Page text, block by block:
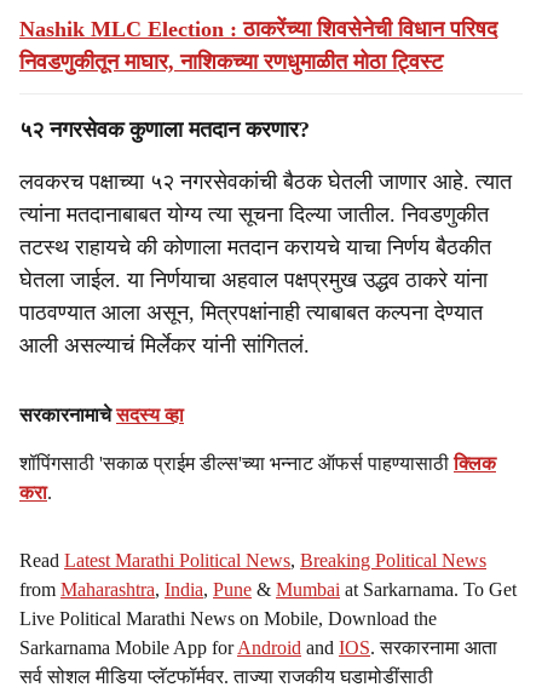
Nashik MLC Election : ठाकरेंच्या शिवसेनेची विधान परिषद
निवडणुकीतून माघार, नाशिकच्या रणधुमाळीत मोठा ट्विस्ट
५२ नगरसेवक कुणाला मतदान करणार?
लवकरच पक्षाच्या ५२ नगरसेवकांची बैठक घेतली जाणार आहे. त्यात
त्यांना मतदानाबाबत योग्य त्या सूचना दिल्या जातील. निवडणुकीत
तटस्थ राहायचे की कोणाला मतदान करायचे याचा निर्णय बैठकीत
घेतला जाईल. या निर्णयाचा अहवाल पक्षप्रमुख उद्धव ठाकरे यांना
पाठवण्यात आला असून, मित्रपक्षांनाही त्याबाबत कल्पना देण्यात
आली असल्याचं मिर्लेकर यांनी सांगितलं.
सरकारनामाचेसदस्य व्हा
शॉपिंगसाठी 'सकाळ प्राईम डील्स'च्या भन्नाट ऑफर्स पाहण्यासाठीक्लिक
करा.
Read Latest Marathi Political News, Breaking Political News
from Maharashtra, India, Pune & Mumbai at Sarkarnama. To Get
Live Political Marathi News on Mobile, Download the
Sarkarnama Mobile App forAndroid and IOS. सरकारनामा आता
सर्व सोशल मीडिया प्लॅटफॉर्मवर. ताज्या राजकीय घडामोडींसाठी